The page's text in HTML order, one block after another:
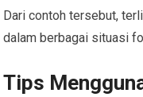
Dari contoh tersebut,
dalam berbagai situasi
Tips